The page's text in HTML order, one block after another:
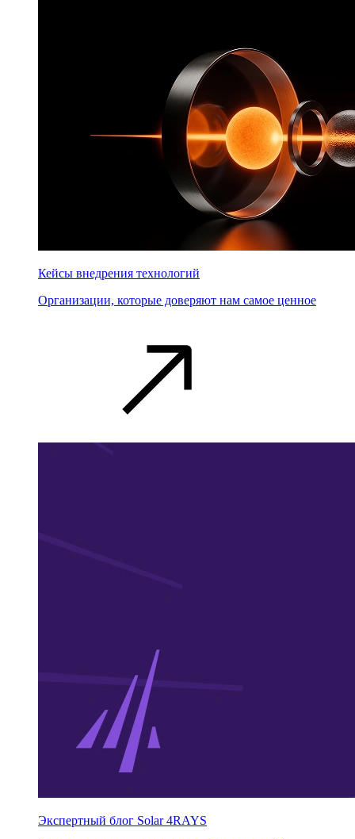
Кейсы внедрения технологий
Организации, которые доверяют нам самое ценное
Экспертный блог Solar 4RAYS